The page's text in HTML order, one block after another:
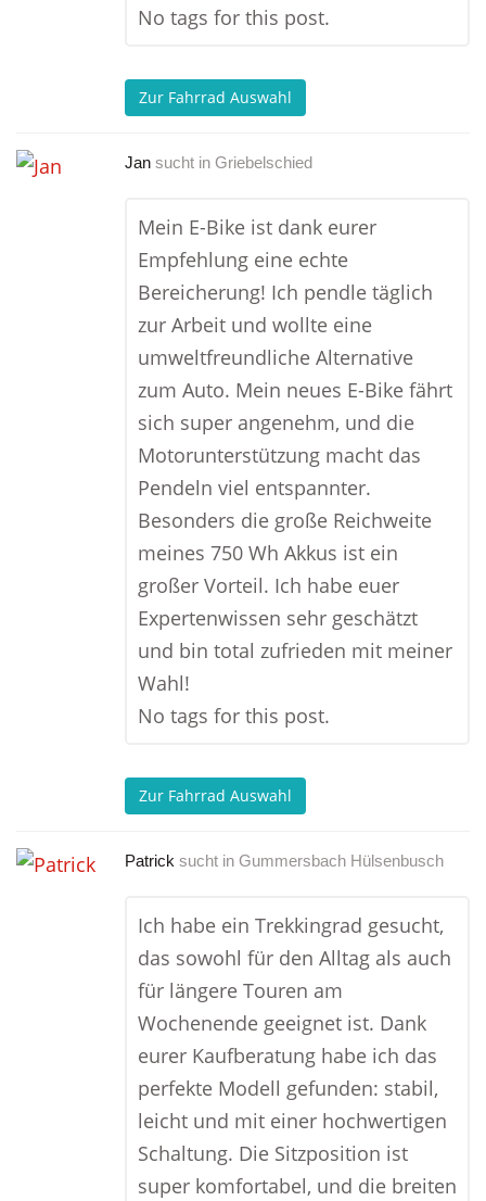
No tags for this post.
Zur Fahrrad Auswahl
Jan sucht in Griebelschied
Mein E-Bike ist dank eurer
Empfehlung eine echte
Bereicherung! Ich pendle täglich
zur Arbeit und wollte eine
umweltfreundliche Alternative
zum Auto. Mein neues E-Bike fährt
sich super angenehm, und die
Motorunterstützung macht das
Pendeln viel entspannter.
Besonders die große Reichweite
meines 750 Wh Akkus ist ein
großer Vorteil. Ich habe euer
Expertenwissen sehr geschätzt
und bin total zufrieden mit meiner
Wahl!
No tags for this post.
Zur Fahrrad Auswahl
Patrick sucht in Gummersbach Hülsenbusch
Ich habe ein Trekkingrad gesucht,
das sowohl für den Alltag als auch
für längere Touren am
Wochenende geeignet ist. Dank
eurer Kaufberatung habe ich das
perfekte Modell gefunden: stabil,
leicht und mit einer hochwertigen
Schaltung. Die Sitzposition ist
super komfortabel, und die breiten